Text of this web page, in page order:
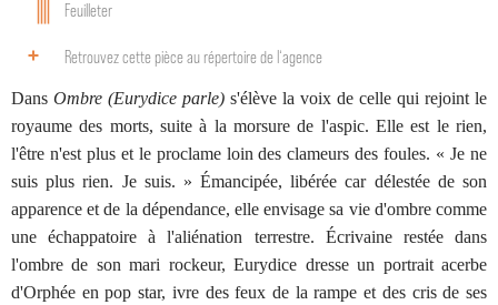
Feuilleter
Retrouvez cette pièce au répertoire de l‘agence
Dans Ombre (Eurydice parle) s'élève la voix de celle qui rejoint le
royaume des morts, suite à la morsure de l'aspic. Elle est le rien,
l'être n'est plus et le proclame loin des clameurs des foules. « Je ne
suis plus rien. Je suis. » Émancipée, libérée car délestée de son
apparence et de la dépendance, elle envisage sa vie d'ombre comme
une échappatoire à l'aliénation terrestre. Écrivaine restée dans
l'ombre de son mari rockeur, Eurydice dresse un portrait acerbe
d'Orphée en pop star, ivre des feux de la rampe et des cris de ses